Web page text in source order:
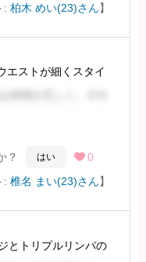
が開き、戸惑いなが
登録
: 柏木 めい(23)さん】
エストが細くスタイ
れて打ち解け、笑
が入店したとの情報
？ はい  0
: 椎名 まい(23)さん】
とトリプルリンパの